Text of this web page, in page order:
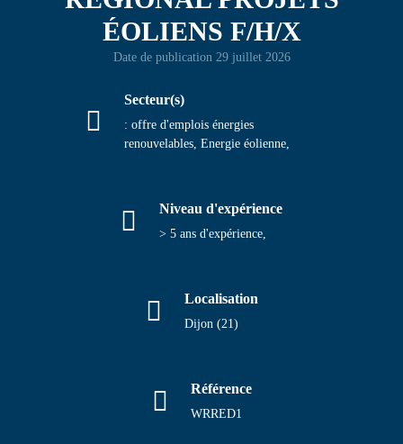
ÉOLIENS F/H/X
Date de publication 29 juillet 2026
Secteur(s)
: offre d'emplois énergies
renouvelables, Energie éolienne,
Niveau d'expérience
> 5 ans d'expérience,
Localisation
Dijon (21)
Référence
WRRED1